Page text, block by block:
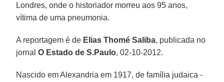
Londres, onde o historiador morreu aos 95 anos,
vítima de uma pneumonia.
A reportagem é de Elias Thomé Saliba, publicada no
jornalO Estado de S.Paulo, 02-10-2012.
Nascido em Alexandria em 1917, de família judaica -